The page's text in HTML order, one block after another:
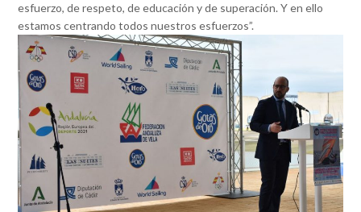
esfuerzo, de respeto, de educación y de superación. Y en ello
estamos centrando todos nuestros esfuerzos”.